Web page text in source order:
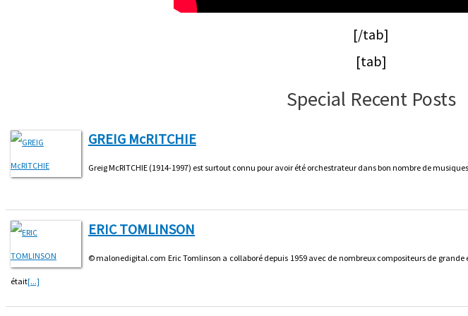
[/tab]
[tab]
Special Recent Posts
GREIG McRITCHIE
Greig McRITCHIE (1914-1997) est surtout connu pour avoir été orchestrateur dans bon nombre de
ERIC TOMLINSON
© malonedigital.com Eric Tomlinson a collaboré depuis 1959 avec de nombreux compositeurs de
était[...]